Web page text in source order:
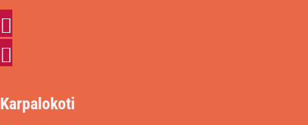
Facebook
Karpalokoti